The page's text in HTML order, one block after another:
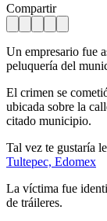
Compartir
Un empresario fue
peluquería del
El crimen se
ubicada sobre la
citado municipio.
Tal vez te gustaría
Tultepec, Edomex
La víctima fue
de tráileres.